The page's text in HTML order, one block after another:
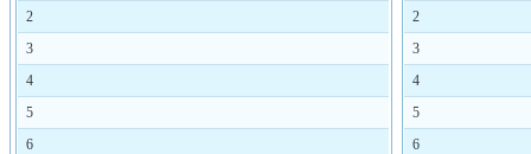
2
3
4
5
6
2
3
4
5
6